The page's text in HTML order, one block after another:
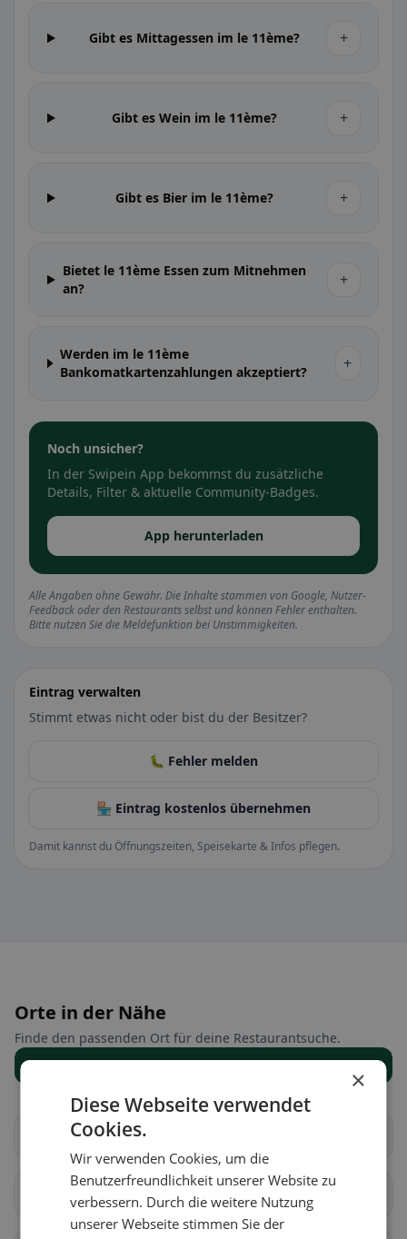
Gibt es Mittagessen im le 11ème? +
Gibt es Wein im le 11ème? +
Gibt es Bier im le 11ème? +
Bietet le 11ème Essen zum Mitnehmen
an?
+
Werden im le 11ème
Bankomatkartenzahlungen akzeptiert?
+
Noch unsicher?
In der Swipein App bekommst du zusätzliche
Details, Filter & aktuelle Community-Badges.
App herunterladen
Alle Angaben ohne Gewähr. Die Inhalte stammen von Google, Nutzer-
Feedback oder den Restaurants selbst und können Fehler enthalten.
Bitte nutzen Sie die Meldefunktion bei Unstimmigkeiten.
Eintrag verwalten
Stimmt etwas nicht oder bist du der Besitzer?
🐛 Fehler melden
🏪 Eintrag kostenlos übernehmen
Damit kannst du Öffnungszeiten, Speisekarte & Infos pflegen.
Orte in der Nähe
Finde den passenden Ort für deine Restaurantsuche.
Alle Orte anzeigen
Corbeyrier Gryon
×
Diese Webseite verwendet
Cookies.
Wir verwenden Cookies, um die
Benutzerfreundlichkeit unserer Website zu
verbessern. Durch die weitere Nutzung
unserer Webseite stimmen Sie der